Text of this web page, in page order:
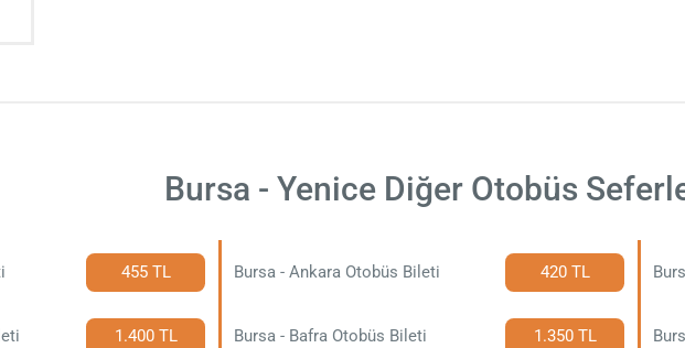
Bursa - Yenice Diğer Otobüs
455 TL Bursa - Ankara Otobüs Bileti 420 TL
1.400 TL Bursa - Bafra Otobüs Bileti 1.350 TL